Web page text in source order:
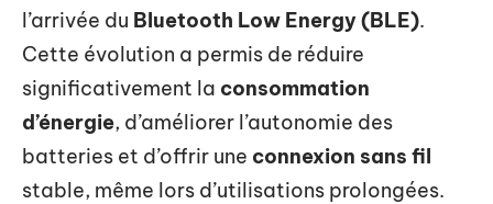
l’arrivée du Bluetooth Low Energy (BLE).
Cette évolution a permis de réduire
significativement la consommation
d’énergie, d’améliorer l’autonomie des
batteries et d’offrir une connexion sans fil
stable, même lors d’utilisations prolongées.